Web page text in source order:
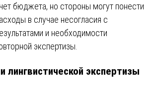
бюджета, но стороны могут понести
в случае несогласия с
и необходимости
экспертизы.
лингвистической экспертизы